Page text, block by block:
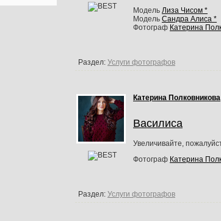
Модель Лиза Чисом *
Модель Сандра Алиса *
Фотограф Катерина
Раздел: Услуги фотографов
Катерина Полковникова
Василиса
Увеличивайте,
Фотограф Катерина
Раздел: Услуги фотографов